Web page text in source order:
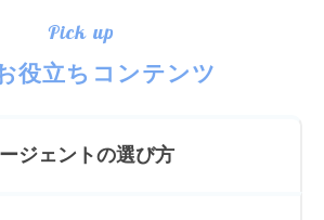
Pick up
役立ちコンテンツ
ジェントの選び方